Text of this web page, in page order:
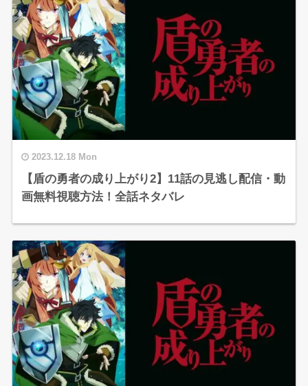
2023.12.18 Mon
【盾の勇者の成り上がり2】11話の見逃し配信・動
画無料視聴方法！全話ネタバレ